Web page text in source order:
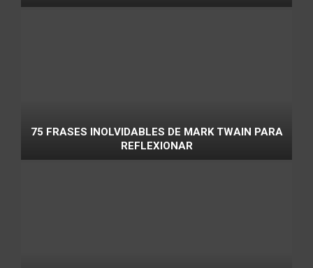
75 FRASES INOLVIDABLES DE MARK TWAIN PARA
REFLEXIONAR